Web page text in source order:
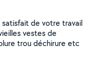
de votre travail
vestes de
trou déchirure etc